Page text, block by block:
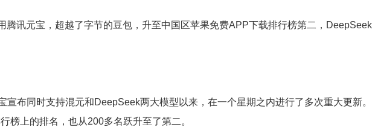
腾讯元宝，超越了字节的豆包，升至中国区苹果免费APP下载排行榜第二，DeepSeek
宣布同时支持混元和DeepSeek两大模型以来，在一个星期之内进行了多次重大更新。
榜上的排名，也从200多名跃升至了第二。